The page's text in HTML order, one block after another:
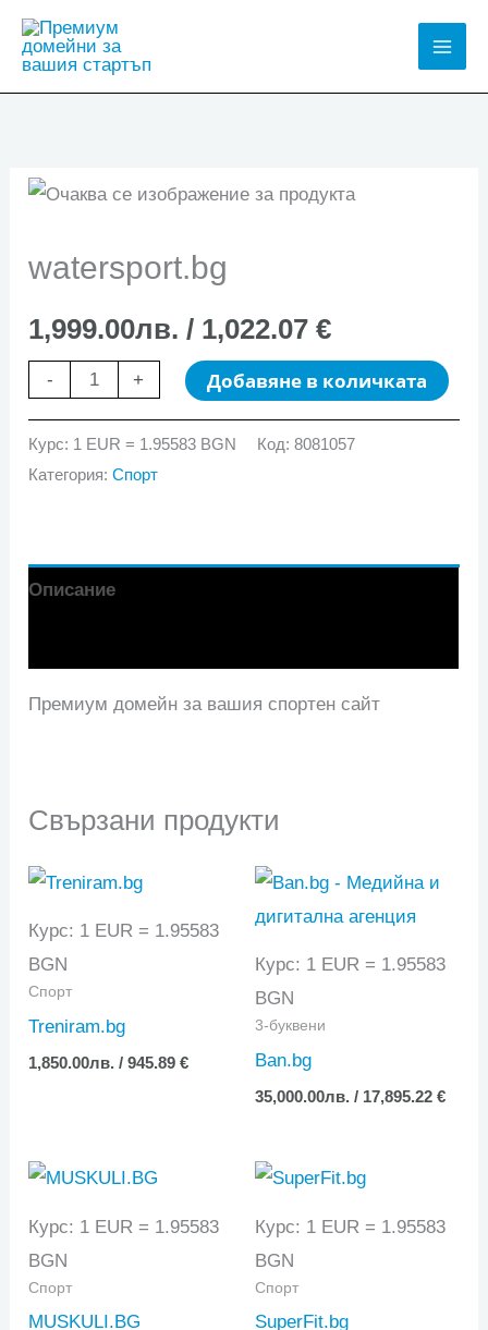
Skip
watersport.bg
1,999.00лв. / 1,022.07 €
-
количество
watersport.bg
+ Добавяне в количката
Курс: 1 EUR = 1.95583 BGN Код:8081057
Категория:Спорт
Описание
Премиум домейн за вашия спортен сайт
Свързани продукти
Курс: 1 EUR = 1.95583
BGN
Спорт
Treniram.bg
1,850.00лв. / 945.89 €
Курс: 1 EUR = 1.95583
BGN
3-буквени
Ban.bg
35,000.00лв. / 17,895.22 €
Курс: 1 EUR = 1.95583
BGN
Спорт
MUSKULI.BG
Курс: 1 EUR = 1.95583
BGN
Спорт
SuperFit.bg